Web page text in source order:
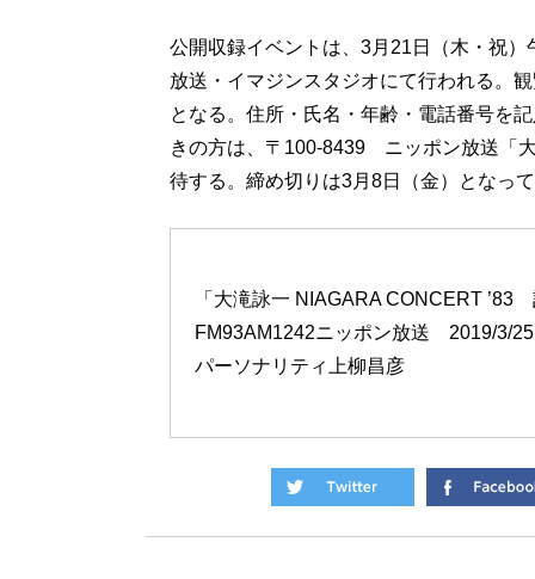
公開収録イベントは、3月21日（木・祝
放送・イマジンスタジオにて行われる。
となる。住所・氏名・年齢・電話番号を
きの方は、〒100-8439 ニッポン放送「
待する。締め切りは3月8日（金）となっ
「大滝詠一 NIAGARA CONCERT ’83
FM93AM1242ニッポン放送 2019/3/
パーソナリティ上柳昌彦